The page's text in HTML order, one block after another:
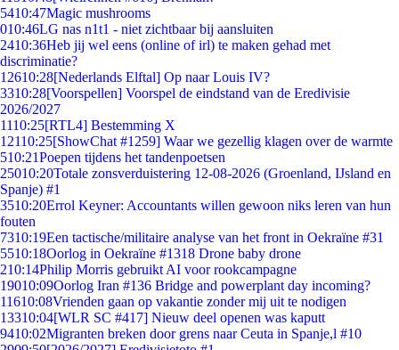
5410:47Magic mushrooms
010:46LG nas n1t1 - niet zichtbaar bij aansluiten
2410:36Heb jij wel eens (online of irl) te maken gehad met
discriminatie?
12610:28[Nederlands Elftal] Op naar Louis IV?
3310:28[Voorspellen] Voorspel de eindstand van de Eredivisie
2026/2027
1110:25[RTL4] Bestemming X
12110:25[ShowChat #1259] Waar we gezellig klagen over de warmte
510:21Poepen tijdens het tandenpoetsen
25010:20Totale zonsverduistering 12-08-2026 (Groenland, IJsland en
Spanje) #1
3510:20Errol Keyner: Accountants willen gewoon niks leren van hun
fouten
7310:19Een tactische/militaire analyse van het front in Oekraïne #31
5510:18Oorlog in Oekraïne #1318 Drone baby drone
210:14Philip Morris gebruikt AI voor rookcampagne
19010:09Oorlog Iran #136 Bridge and powerplant day incoming?
11610:08Vrienden gaan op vakantie zonder mij uit te nodigen
13310:04[WLR SC #417] Nieuw deel openen was kaputt
9410:02Migranten breken door grens naar Ceuta in Spanje,l #10